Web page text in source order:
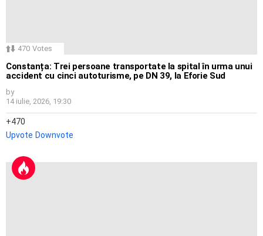
470 Votes
Constanța: Trei persoane transportate la spital în urma unui
accident cu cinci autoturisme, pe DN 39, la Eforie Sud
by
14 iulie, 2026, 19:30
470
Upvote Downvote